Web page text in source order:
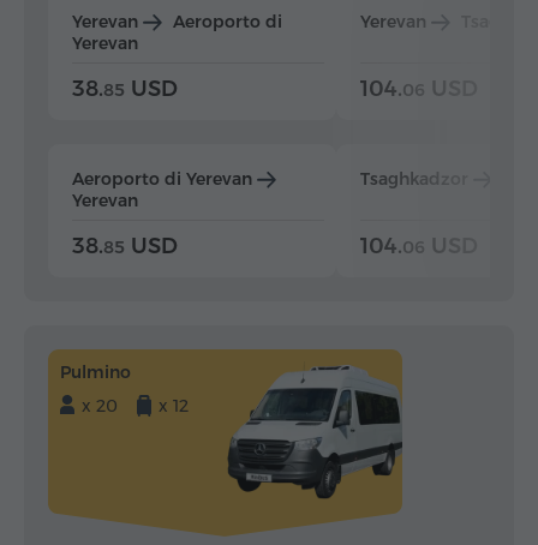
Yerevan
Aeroporto di
Yerevan
38.85 USD
Aeroporto di Yerevan
Yerevan
38.85 USD
Yerevan
104.06 USD
Tsaghkadzor
104.06 USD
Pulmino
x 20
x 12